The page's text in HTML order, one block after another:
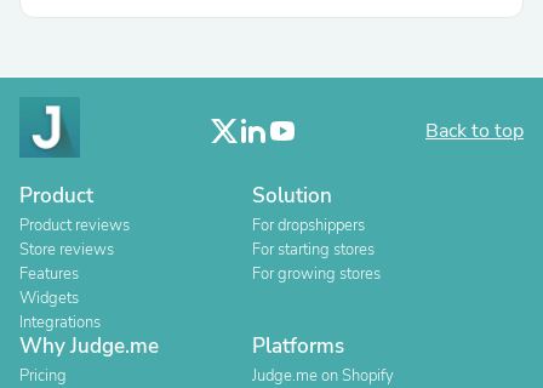
Back to top
Product
Product reviews
Store reviews
Features
Widgets
Integrations
Solution
For dropshippers
For starting stores
For growing stores
Why Judge.me
Pricing
Platforms
Judge.me on Shopify